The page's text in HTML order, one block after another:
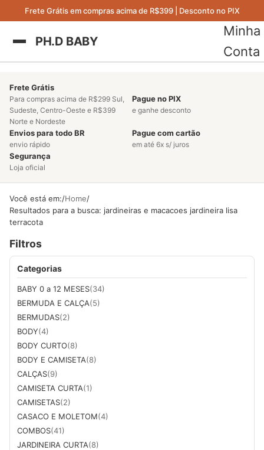
Frete Grátis em compras acima de R$399 | Desconto no PIX
PH.D BABY
Minha
Conta
Frete Grátis
Para compras acima de R$299 Sul,
Sudeste, Centro-Oeste e R$399
Norte e Nordeste
Pague no PIX
e ganhe desconto
Envios para todo BR
envio rápido
Pague com cartão
em até 6x s/ juros
Segurança
Loja oficial
Você está em: Home
Resultados para a busca: jardineiras e macacoes jardineira lisa
terracota
Filtros
Categorias
BABY 0 a 12 MESES(34)
BERMUDA E CALÇA(5)
BERMUDAS(2)
BODY(4)
BODY CURTO(8)
BODY E CAMISETA(8)
CALÇAS(9)
CAMISETA CURTA(1)
CAMISETAS(2)
CASACO E MOLETOM(4)
COMBOS(41)
JARDINEIRA CURTA(8)